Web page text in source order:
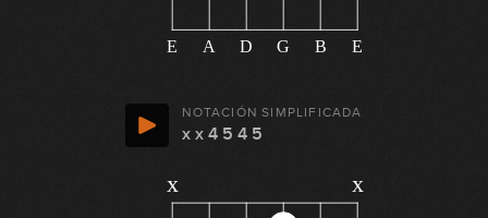
E A D G B E
NOTACIÓN SIMPLIFICADA
x x 4 5 4 5
x x